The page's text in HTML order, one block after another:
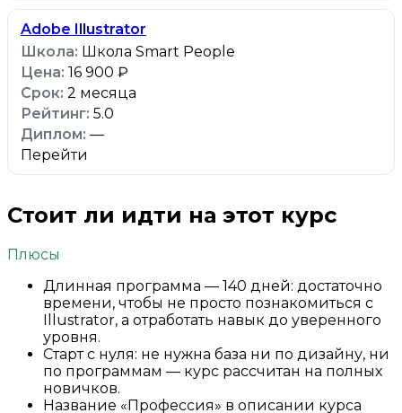
Adobe Illustrator
Школа Smart People
16 900 ₽
2 месяца
5.0
—
Перейти
Стоит ли идти на этот курс
Плюсы
Длинная программа — 140 дней: достаточно
времени, чтобы не просто познакомиться с
Illustrator, а отработать навык до уверенного
уровня.
Старт с нуля: не нужна база ни по дизайну, ни
по программам — курс рассчитан на полных
новичков.
Название «Профессия» в описании курса